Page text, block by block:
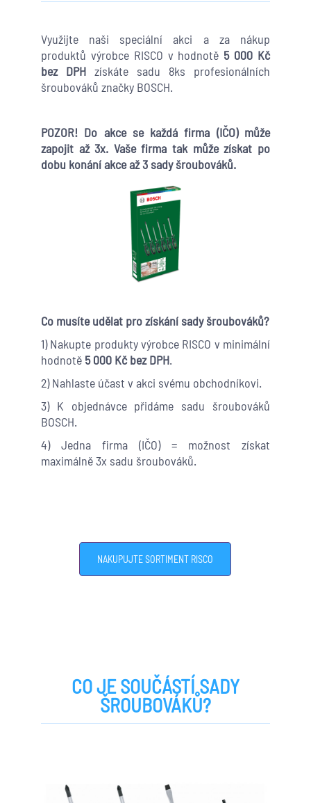
Využijte naši speciální akci a za nákup
produktů výrobce RISCO v hodnotě 5 000 Kč
bez DPHzískáte sadu 8ks profesionálních
šroubováků značky BOSCH.
POZOR! Do akce se každá firma (IČO) může
zapojit až 3x. Vaše firma tak může získat po
dobu konání akce až 3 sady šroubováků.
Co musíte udělat pro získání sady šroubováků?
1) Nakupte produkty výrobce RISCO v minimální
hodnotě 5 000 Kč bez DPH.
2) Nahlaste účast v akci svému obchodníkovi.
3) K objednávce přidáme sadu šroubováků
BOSCH.
4) Jedna firma (IČO) = možnost získat
maximálně 3x sadu šroubováků.
NAKUPUJTE SORTIMENT RISCO
CO JE SOUČÁSTÍ SADY
ŠROUBOVÁKŮ?